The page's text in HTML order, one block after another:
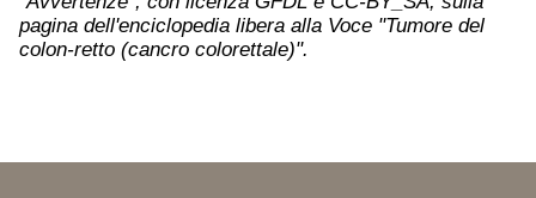
pagina dell'enciclopedia libera alla Voce "Tumore del
colon-retto (cancro colorettale)".